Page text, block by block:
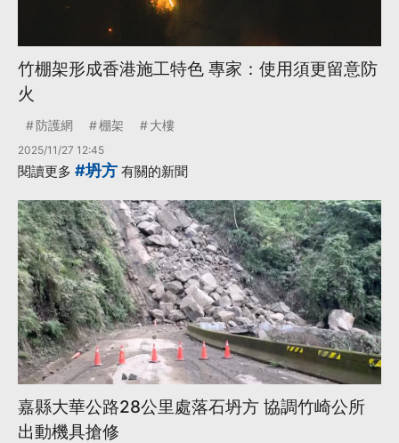
竹棚架形成香港施工特色 專家：使用須更留意防
火
防護網 棚架 大樓
2025/11/27 12:45
閱讀更多 #坍方 有關的新聞
嘉縣大華公路28公里處落石坍方 協調竹崎公所
出動機具搶修